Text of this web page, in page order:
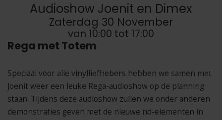
Audioshow Joenit en Dimex
Zaterdag 30 November
van 10:00 tot 17:00
Rega met Totem
Speciaal voor alle vinylliefhebers hebben we samen met
Joenit weer een leuke Rega-audioshow op de planning
staan. Tijdens deze audioshow zullen we onder anderen
demonstraties geven met de nieuwe nd-elementen in